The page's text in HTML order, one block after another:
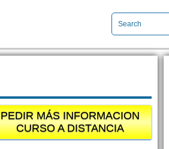
PEDIR MÁS INFORMACION
CURSO A DISTANCIA